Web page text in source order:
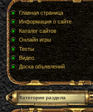
Главная страница
Информация о сайте
Каталог сайтов
Онлайн игры
Тесты
Видео
Доска объявлений
Категории раздела